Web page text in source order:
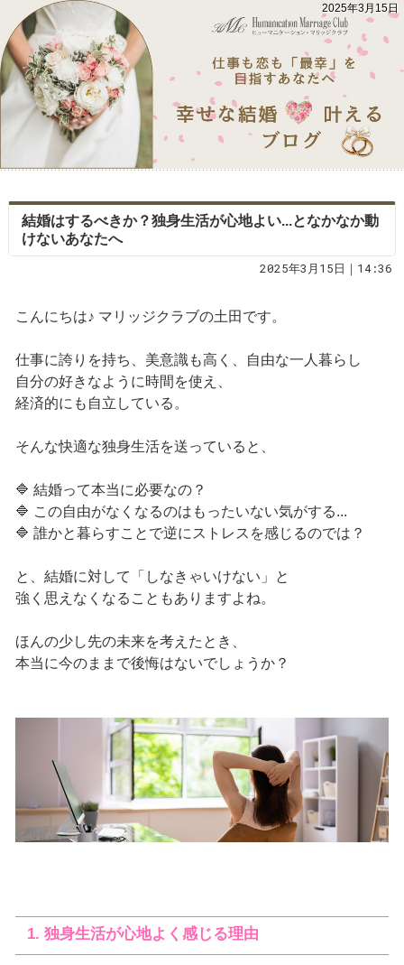
2025年3月15日
結婚はするべきか？独身生活が心地よい...となかなか動
けないあなたへ
2025年3月15日｜14:36
こんにちは♪ マリッジクラブの土田です。
仕事に誇りを持ち、美意識も高く、自由な一人暮らし
自分の好きなように時間を使え、
経済的にも自立している。
そんな快適な独身生活を送っていると、
🔷 結婚って本当に必要なの？
🔷 この自由がなくなるのはもったいない気がする...
🔷 誰かと暮らすことで逆にストレスを感じるのでは？
と、結婚に対して「しなきゃいけない」と
強く思えなくなることもありますよね。
ほんの少し先の未来を考えたとき、
本当に今のままで後悔はないでしょうか？
1. 独身生活が心地よく感じる理由